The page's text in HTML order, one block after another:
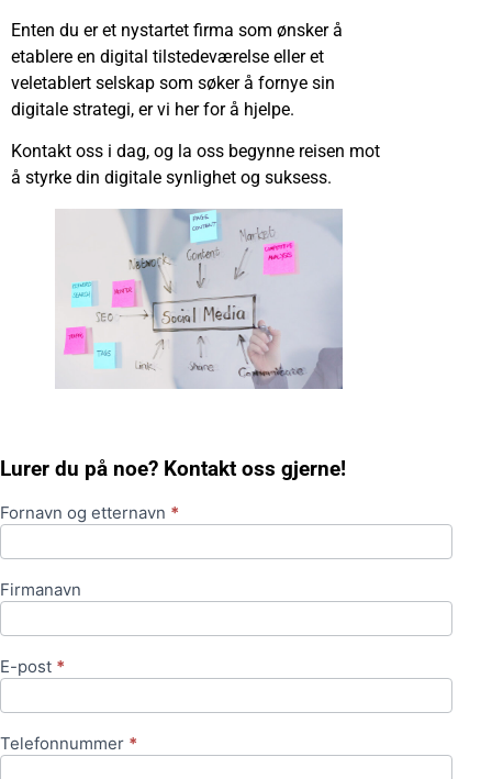
Lurer du på noe? Kontakt oss gjerne!
Kontaktskjema
Fornavn og etternavn *
Firmanavn
E-post *
Telefonnummer *
Enten du er et nystartet firma som ønsker å
etablere en digital tilstedeværelse eller et
veletablert selskap som søker å fornye sin
digitale strategi, er vi her for å hjelpe.
Kontakt oss i dag, og la oss begynne reisen mot
å styrke din digitale synlighet og suksess.